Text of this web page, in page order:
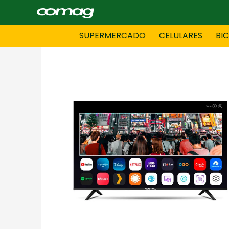
SUPERMERCADO CELULARES
DAMAS CONFECCIONES
HOMBRES CONFECCIONES